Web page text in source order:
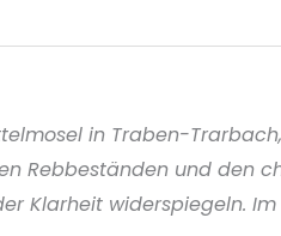
in Traben-
Rebbeständen und den
Klarheit widerspiegeln.